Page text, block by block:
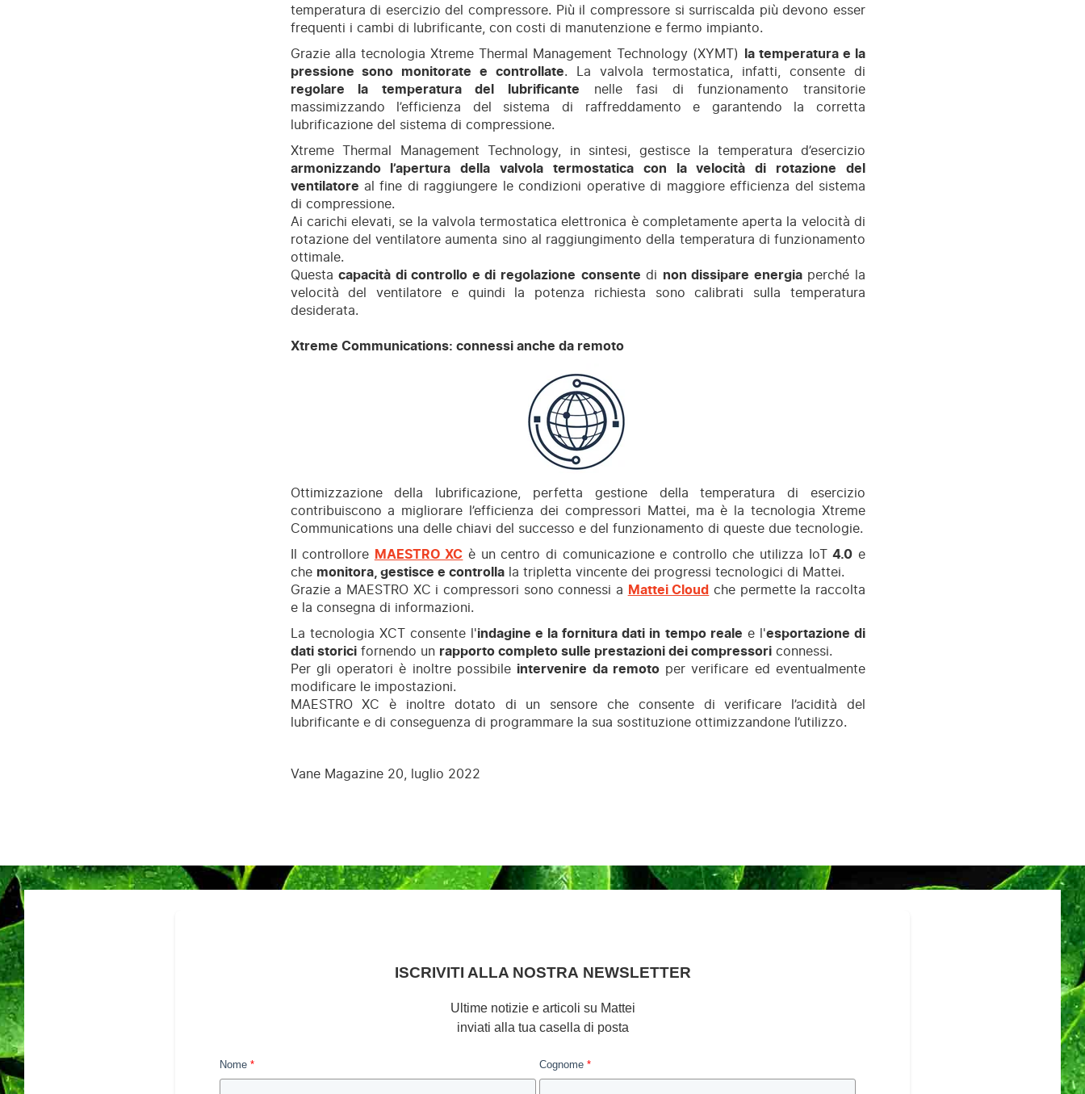
temperatura di esercizio del compressore. Più il compressore si surriscalda più devono esser
frequenti i cambi di lubrificante, con costi di manutenzione e fermo impianto.
Grazie alla tecnologia Xtreme Thermal Management Technology (XYMT)
la temperatura e la
pressione sono monitorate e controllate. La valvola termostatica, infatti, consente di
regolare la temperatura del lubrificante nelle fasi di funzionamento transitorie
massimizzando l’efficienza del sistema di raffreddamento e garantendo la corretta
lubrificazione del sistema di compressione.
Xtreme Thermal Management Technology, in sintesi, gestisce la temperatura d’esercizio
armonizzando l’apertura della valvola termostatica con la velocità di rotazione del
ventilatore al fine di raggiungere le condizioni operative di maggiore efficienza del sistema
di compressione.
Ai carichi elevati, se la valvola termostatica elettronica è completamente aperta la velocità di
rotazione del ventilatore aumenta sino al raggiungimento della temperatura di funzionamento
ottimale.
Questacapacità di controllo e di regolazione consente di non dissipare energiaperché la
velocità del ventilatore e quindi la potenza richiesta sono calibrati sulla temperatura
desiderata.
Xtreme Communications: connessi anche da remoto
Ottimizzazione della lubrificazione, perfetta gestione della temperatura di esercizio
contribuiscono a migliorare l’efficienza dei compressori Mattei, ma è la tecnologia Xtreme
Communications una delle chiavi del successo e del funzionamento di queste due tecnologie.
Il controllore
MAESTRO XC è un centro di comunicazione e controllo che utilizza IoT4.0 e
che monitora, gestisce e controllala tripletta vincente dei progressi tecnologici di Mattei.
Grazie a MAESTRO XC i compressori sono connessi a
Mattei Cloud che permette la raccolta
e la consegna di informazioni.
La tecnologia XCT consente l'indagine e la fornitura dati in tempo reale e l'esportazione di
dati storicifornendo un rapporto completo sulle prestazioni dei compressoriconnessi.
Per gli operatori è inoltre possibile intervenire da remotoper verificare ed eventualmente
modificare le impostazioni.
MAESTRO XC è inoltre dotato di un sensore che consente di verificare l’acidità del
lubrificante e di conseguenza di programmare la sua sostituzione ottimizzandone l’utilizzo.
Vane Magazine 20, luglio 2022